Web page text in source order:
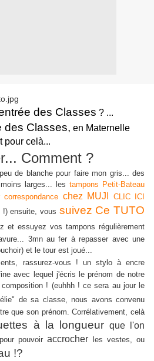
des Classes ? ...
des Classes, en Maternelle
pour celà...
Comment ?
de blanche pour faire mon gris... des
larges... les tampons Petit-Bateau
correspondance chez MUJI
CLIC ICI
!) ensuite, vous suivez Ce TUTO
et essuyez vos tampons régulièrement
3mn au fer à repasser avec une
et le tour est joué...
rassurez-vous ! un stylo à encre
avec lequel j'écris le prénom de notre
! (euhhh ! ce sera au jour le
de sa classe, nous avons convenu
que son prénom. Corrélativement, celà
à la longueur que l'on
pouvoiraccrocher les vestes, ou
!?